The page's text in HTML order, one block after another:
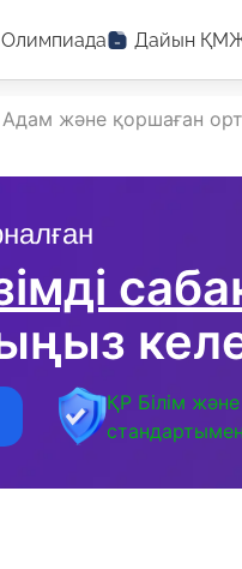
Олимпиада Дайын
ҚР Білім
Адам және қоршаған